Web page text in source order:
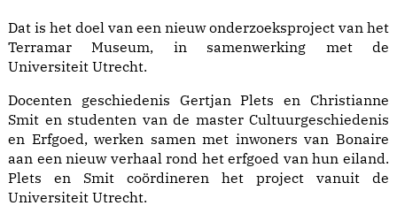
Dat is het doel van een nieuw onderzoeksproject van het
Terramar Museum, in samenwerking met de
Universiteit Utrecht.
Docenten geschiedenis Gertjan Plets en Christianne
Smit en studenten van de master Cultuurgeschiedenis
en Erfgoed, werken samen met inwoners van Bonaire
aan een nieuw verhaal rond het erfgoed van hun eiland.
Plets en Smit coördineren het project vanuit de
Universiteit Utrecht.